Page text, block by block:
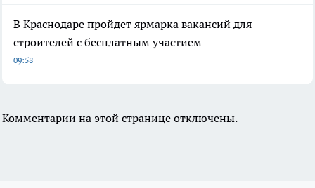
В Краснодаре пройдет ярмарка вакансий для
строителей с бесплатным участием
09:58
Комментарии на этой странице отключены.